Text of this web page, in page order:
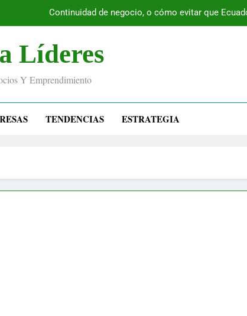
Continuidad de negocio, o cómo evitar que
Líderes
Y Emprendimiento
TENDENCIAS ESTRATEGIA